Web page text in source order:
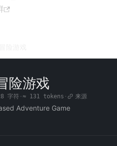
险游戏
字符 · ≈ 131tokens · 来源
Adventure Game